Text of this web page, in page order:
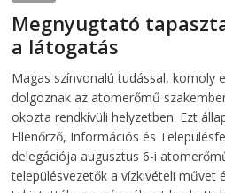
Megnyugtató
a látogatás
Magas színvonalú tudással, komoly
dolgoznak az atomerőmű
okozta rendkívüli helyzetben. Ezt
Ellenőrző, Információs és
delegációja augusztus 6-i
településvezetők a vízkivételi művet